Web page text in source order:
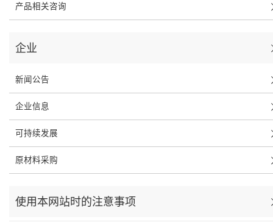
产品相关咨询
企业
新闻公告
企业信息
可持续发展
原材料采购
使用本网站时的注意事项